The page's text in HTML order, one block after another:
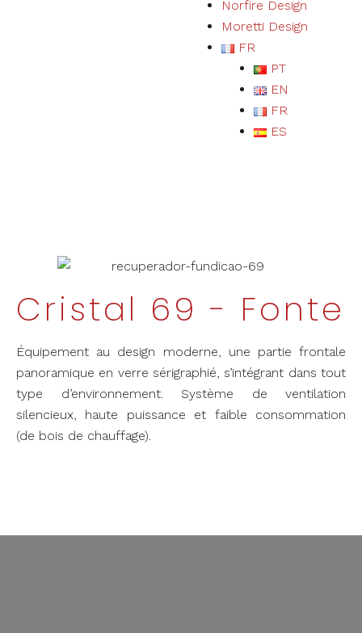
Norfire Design
Moretti Design
FR
PT
EN
FR
ES
Cristal 69 - Fonte
Équipement au design moderne, une partie frontale
panoramique en verre sérigraphié, s’intégrant dans tout
type d’environnement. Système de ventilation
silencieux, haute puissance et faible consommation
(de bois de chauffage).